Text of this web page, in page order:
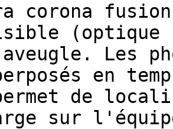
corona
(optique
Les
en
de
sur